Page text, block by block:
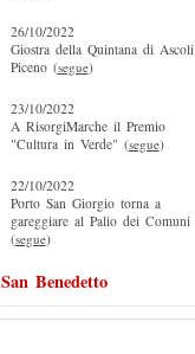
26/10/2022
Giostra della Quintana di Ascoli
Piceno (segue)
23/10/2022
A RisorgiMarche il Premio
"Cultura in Verde" (segue)
22/10/2022
Porto San Giorgio torna a
gareggiare al Palio dei Comuni
(segue)
San Benedetto